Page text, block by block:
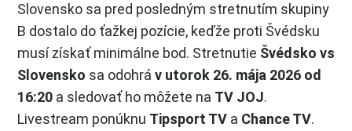
Slovensko sa pred posledným stretnutím skupiny
B dostalo do ťažkej pozície, keďže proti Švédsku
musí získať minimálne bod. Stretnutie Švédsko vs
Slovensko sa odohrá v utorok 26. mája 2026 od
16:20 a sledovať ho môžete na TV JOJ.
Livestream ponúknu Tipsport TV a Chance TV.